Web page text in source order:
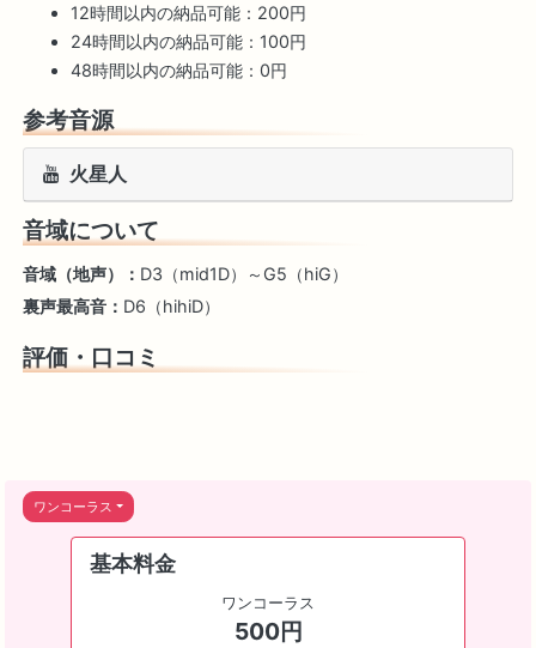
12時間以内の納品可能：200円
24時間以内の納品可能：100円
48時間以内の納品可能：0円
参考音源
火星人
音域について
音域（地声）： D3（mid1D）～G5（hiG）
裏声最高音： D6（hihiD）
評価・口コミ
ワンコーラス
基本料金
ワンコーラス
500円